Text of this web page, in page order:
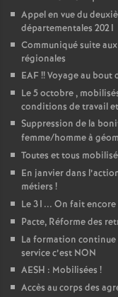
Appel en vue du
départementales 2021
Communiqué suite
régionales
EAF!! Voyage au bout
Le 5 octobre ,
conditions de travail
Suppression de la
femme/homme à
Toutes et tous
En janvier dans
métiers !
Le 31... On fait
Pacte, Réforme des
La formation continue
service c’est NON
AESH : Mobilisées !
Accès au corps des